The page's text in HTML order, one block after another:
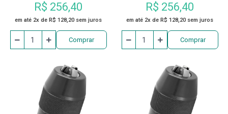
R$ 256,40
em até 2x de R$ 128,20 sem juros
Comprar
R$ 256,40
em até 2x de R$ 128,20 sem juros
Comprar